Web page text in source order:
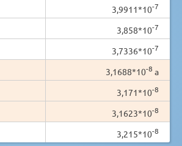
3,9911*10-7
3,858*10-7
3,7336*10-7
3,1688*10-8 a
3,171*10-8
3,1623*10-8
3,215*10-8